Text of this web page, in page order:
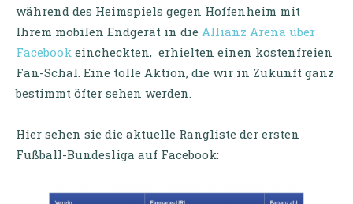
während des Heimspiels gegen Hoffenheim mit
Ihrem mobilen Endgerät in die Allianz Arena über
Facebook eincheckten, erhielten einen kostenfreien
Fan-Schal. Eine tolle Aktion, die wir in Zukunft ganz
bestimmt öfter sehen werden.
Hier sehen sie die aktuelle Rangliste der ersten
Fußball-Bundesliga auf Facebook: